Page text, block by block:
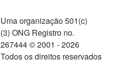
Uma organização 501(c)
(3) ONG Registro no.
267444 © 2001 - 2026
Todos os direitos reservados